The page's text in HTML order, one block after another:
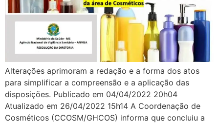
Alterações aprimoram a redação e a forma dos atos
para simplificar a compreensão e a aplicação das
disposições. Publicado em 04/04/2022 20h04
Atualizado em 26/04/2022 15h14 A Coordenação de
Cosméticos (CCOSM/GHCOS) informa que concluiu a